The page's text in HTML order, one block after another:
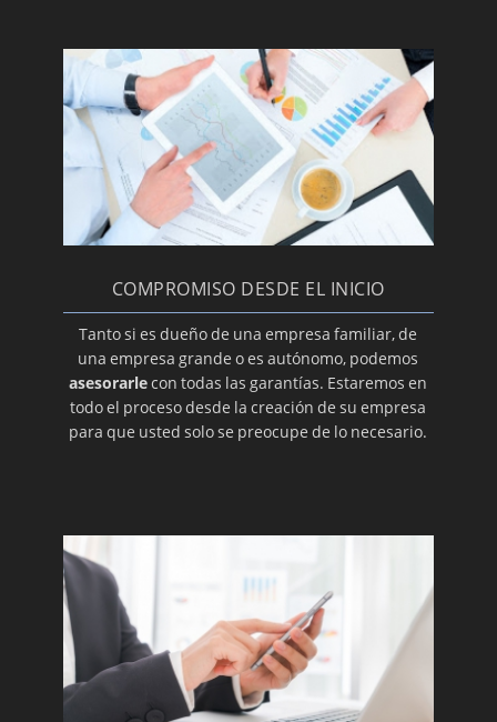
COMPROMISO DESDE EL INICIO
Tanto si es dueño de una empresa familiar, de
una empresa grande o es autónomo, podemos
asesorarlecon todas las garantías. Estaremos en
todo el proceso desde la creación de su empresa
para que usted solo se preocupe de lo necesario.